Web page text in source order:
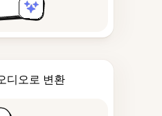
디오로 변환